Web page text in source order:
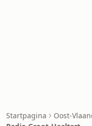
Startpagina Oost-